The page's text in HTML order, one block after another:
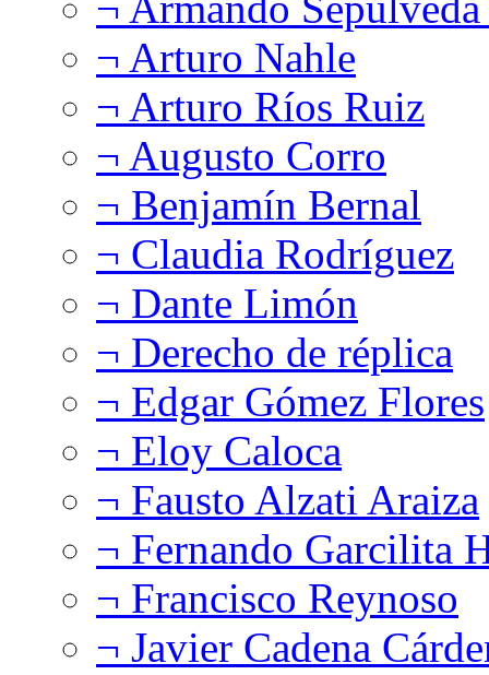
¬ Arturo Nahle
¬ Arturo Ríos Ruiz
¬ Augusto Corro
¬ Benjamín Bernal
¬ Claudia Rodríguez
¬ Dante Limón
¬ Derecho de réplica
¬ Edgar Gómez Flores
¬ Eloy Caloca
¬ Fausto Alzati Araiza
¬ Fernando Garcilita
¬ Francisco Reynoso
¬ Javier Cadena